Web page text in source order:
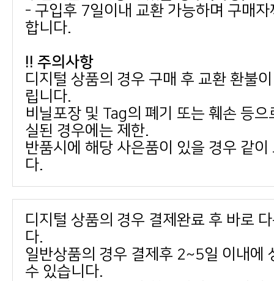
합니다.
!! 주의사항
립니다.
실된 경우에는 제한.
다.
다.
수 있습니다.